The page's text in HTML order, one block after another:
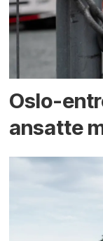
Oslo-
ansatte